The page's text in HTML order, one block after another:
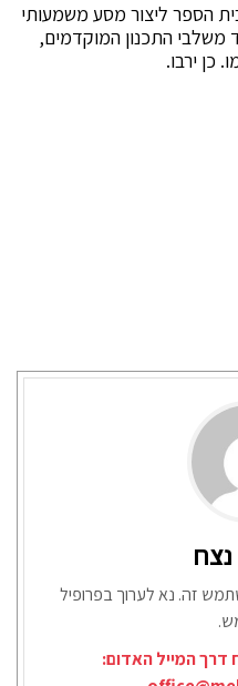
הספר ליצור מסע משמעותי
משלבי התכנון המוקדמים,
כן ירבו.
זה. נא לערוך בפרופיל
דרך המייל האדום: